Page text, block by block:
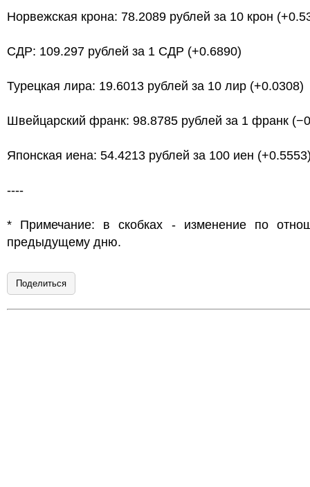
Норвежская крона: 78.2089 рублей за 10 крон
СДР: 109.297 рублей за 1 СДР (+0.6890)
Турецкая лира: 19.6013 рублей за 10 лир (+0.0308)
Швейцарский франк: 98.8785 рублей за 1 франк
Японская иена: 54.4213 рублей за 100 иен
----
* Примечание: в скобках - изменение по
предыдущему дню.
Поделиться